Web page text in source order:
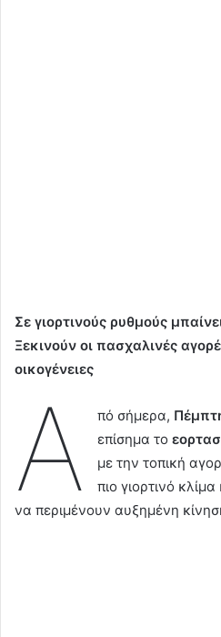
Σε γιορτινούς ρυθμούς
Ξεκινούν οι πασχαλινές
οικογένειες
Α πό σήμερα,
επίσημα το
με την τοπική
πιο γιορτινό
να περιμένουν αυξημένη